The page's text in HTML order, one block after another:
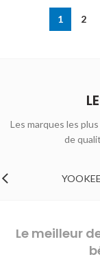
1 2
Les marques les
de
YOOKEE
Le meilleur